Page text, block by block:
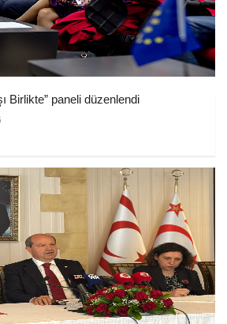
Birlikte” paneli düzenlendi